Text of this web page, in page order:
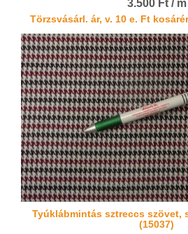
3.500 Ft / m
Törzsvásárl. ár, v. 10 e. Ft
Tyúklábmintás sztreccs szövet,
(15037)